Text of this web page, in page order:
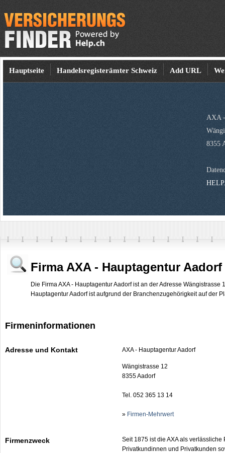
Hauptseite Handelsregisterämter Schweiz Add URL
AXA
8355
Firma AXA - Hauptagentur Aadorf
Die Firma AXA - Hauptagentur Aadorf ist an der Adresse
Hauptagentur Aadorf ist aufgrund der Branchenzugehörigkeit auf der
Firmeninformationen
Adresse und Kontakt AXA - Hauptagentur Aadorf
Wängistrasse 12
8355 Aadorf
Tel. 052 365 13 14
» Firmen-Mehrwert
Firmenzweck
Seit 1875 ist die AXA als
Privatkundinnen und Privatkunden